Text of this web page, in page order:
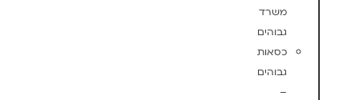
משרד
גבוהים
כסאות
גבוהים
–